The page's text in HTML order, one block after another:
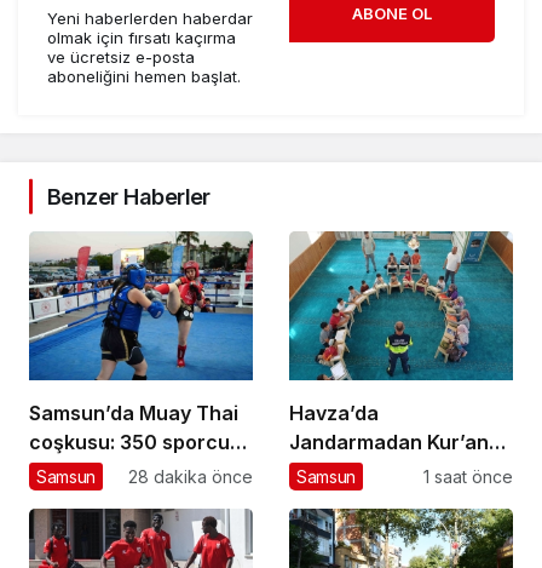
Yeni haberlerden haberdar
olmak için fırsatı kaçırma
ve ücretsiz e-posta
aboneliğini hemen başlat.
ABONE OL
Benzer Haberler
Samsun’da Muay Thai
coşkusu: 350 sporcu
mücadele ediyor
Samsun 28 dakika önce
Havza’da
Jandarmadan Kur’an
Kursu Öğrencilerine
Samsun 1 saat önce